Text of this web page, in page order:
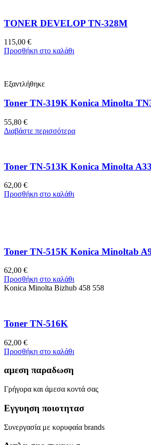
TONER DEVELOP TN-328M
115,00 €
Προσθήκη στο καλάθι
Εξαντλήθηκε
Toner TN-319K Konica Minolta
55,80 €
Διαβάστε περισσότερα
Toner TN-513K Konica Minolta
62,00 €
Προσθήκη στο καλάθι
Toner TN-515K Konica Minoltab
62,00 €
Προσθήκη στο καλάθι
Konica Minolta Bizhub 458 558
Toner TN-516K
62,00 €
Προσθήκη στο καλάθι
αμεση παραδωση
Γρήγορα και άμεσα κοντά σας
Εγγυηση ποιοτητασ
Συνεργασία με κορυφαία brands